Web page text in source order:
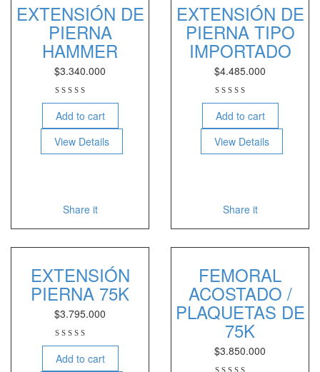
EXTENSIÓN DE
PIERNA
HAMMER
$3.340.000
Add to cart
View Details
Share it
EXTENSIÓN DE
PIERNA TIPO
IMPORTADO
$4.485.000
Add to cart
View Details
Share it
EXTENSIÓN
PIERNA 75K
$3.795.000
Add to cart
FEMORAL
ACOSTADO /
PLAQUETAS DE
75K
$3.850.000